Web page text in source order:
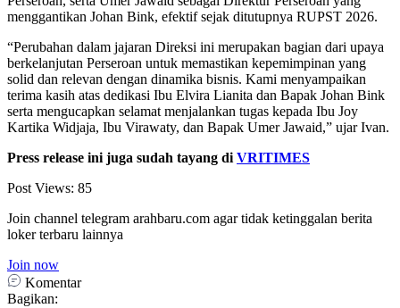
menggantikan Johan Bink, efektif sejak ditutupnya RUPST 2026.
“Perubahan dalam jajaran Direksi ini merupakan bagian dari upaya
berkelanjutan Perseroan untuk memastikan kepemimpinan yang
solid dan relevan dengan dinamika bisnis. Kami menyampaikan
terima kasih atas dedikasi Ibu Elvira Lianita dan Bapak Johan Bink
serta mengucapkan selamat menjalankan tugas kepada Ibu Joy
Kartika Widjaja, Ibu Virawaty, dan Bapak Umer Jawaid,” ujar Ivan.
Press release ini juga sudah tayang di VRITIMES
Post Views: 85
Join channel telegram arahbaru.com agar tidak ketinggalan berita
loker terbaru lainnya
Join now
Komentar
Bagikan: